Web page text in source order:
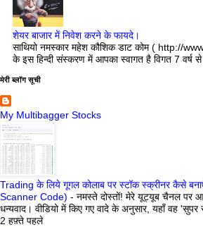
शेयर बाजार में निवेश करने के फायदे।
साथियो नमस्कार महेश कौशिक डाट कोम ( http://
के इस हिन्दी संस्करण में आपका स्वागत है विगत 7 वर्ष
मेरी ब्लॉग सूची
My Multibagger Stocks
Trading के लिये गूगल कोलाब पर स्टॉक स्क्रीनर कैसे
Scanner Code) - नमस्ते दोस्तों! मेरे यूट्यूब चैनल पर
धन्यवाद। वीडियो में किए गए वादे के अनुसार, यहाँ वह
2 हफ़्ते पहले